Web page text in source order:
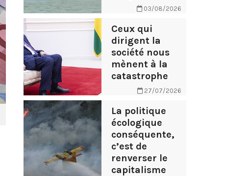
03/08/2026
Ceux qui
dirigent la
société nous
mènent à la
catastrophe
27/07/2026
La politique
écologique
conséquente,
c’est de
renverser le
capitalisme